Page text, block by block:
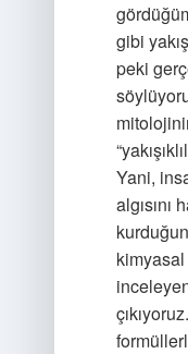
gibi
peki
Yani,
algısını